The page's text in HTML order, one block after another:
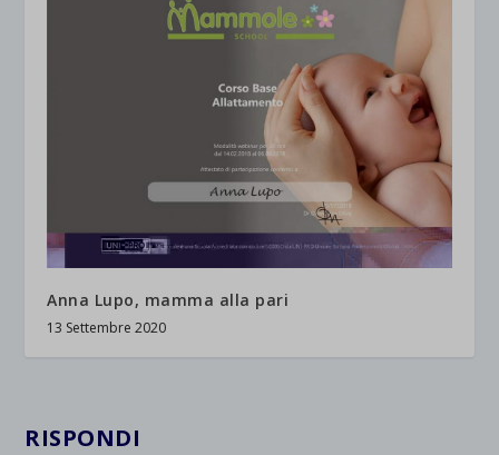
Anna Lupo, mamma alla pari
13 Settembre 2020
RISPONDI